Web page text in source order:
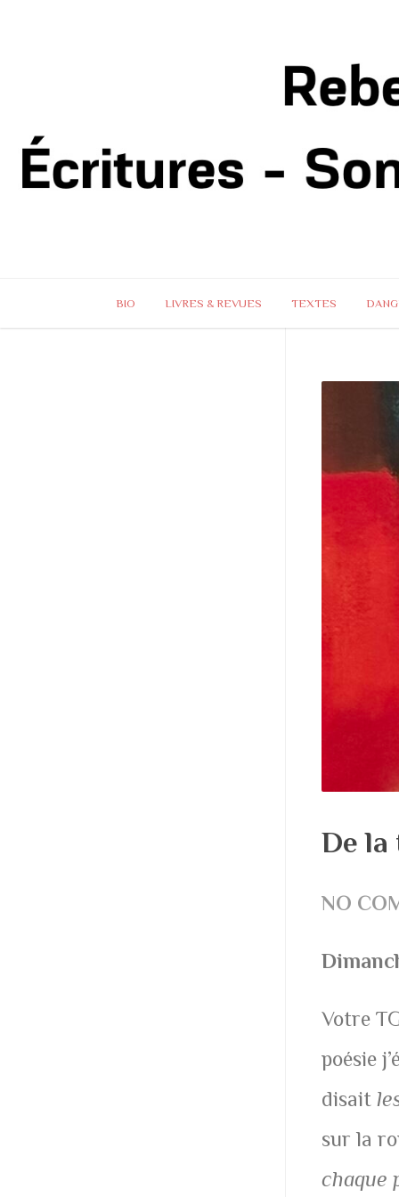
BIO LIVRES & REVUES TEXTES
De la
NO
Votre
poésie
disait
sur la
chaque